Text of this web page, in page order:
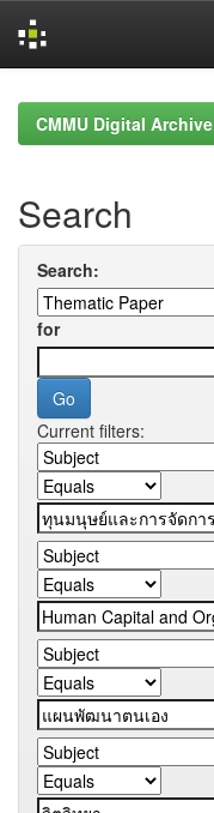
navigationCMMU Digital Archive
Search
Search:
for
Current filters: